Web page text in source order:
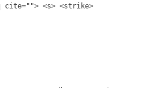
cite=""> <s> <strike>